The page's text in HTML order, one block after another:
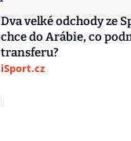
Dva velké odchody ze
chce do Arábie, co
transferu?
iSport.cz